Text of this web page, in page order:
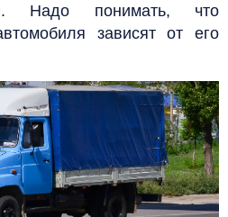
Надо понимать, что
зависят от его